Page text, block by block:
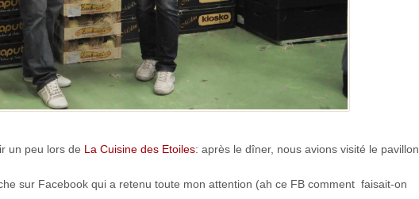
un peu lors de La Cuisine des Etoiles: après le dîner, nous avions visité le pavillon
sur Facebook qui a retenu toute mon attention (ah ce FB comment faisait-on